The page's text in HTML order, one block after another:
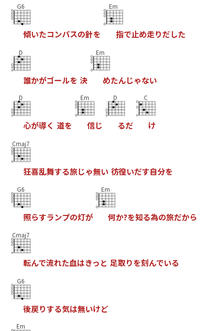
G6
傾いたコンパスの針を
Em
指で止め走りだした
D
誰かがゴールを 決
Em
めたんじゃない
D
心が導く 道を
Em
信じ
D
るだ
C
け
Cmaj7
狂喜乱舞する旅じゃ無い 彷徨いだす自分を
G6
照らすランプの灯が
Em
何か?を知る為の旅だから
Cmaj7
転んで流れた血はきっ と 足取りを刻んでいる
G6
後戻りする気は無いけど
Em